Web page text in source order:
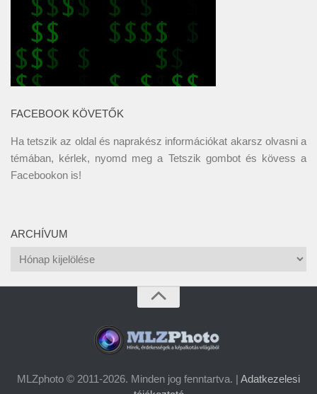
FACEBOOK KÖVETŐK
Ha tetszik az oldal és naprakész információkat akarsz olvasni a
témában, kérlek, nyomd meg a Tetszik gombot és kövess a
Facebookon is!
ARCHÍVUM
Archívum
MLZphoto © 2011-2026. Minden jog fenntartva. | Adatkezelesi